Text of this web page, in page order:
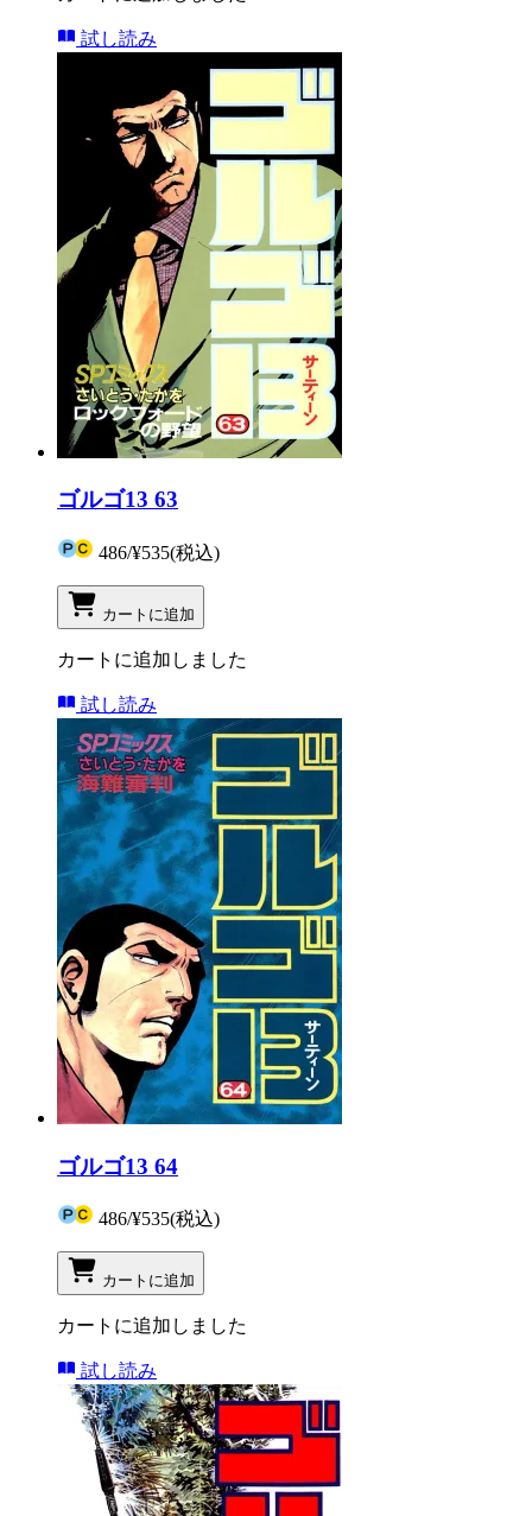
試し読み
ゴルゴ13 63
486/¥535(税込)
カートに追加
カートに追加しました
試し読み
ゴルゴ13 64
486/¥535(税込)
カートに追加
カートに追加しました
試し読み